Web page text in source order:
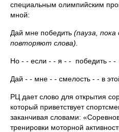
специальным олимпийским
мной:
Дай мне победить (пауза,
повторяют слова).
Но - - если - - я - - победить - -
Дай - - мне - - смелость - - в
РЦ дает слово для открытия
который приветствует
заканчивая словами:
тренировки моторной